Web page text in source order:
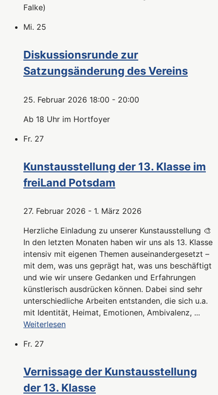
Falke)
Mi. 25
Diskussionsrunde zur
Satzungsänderung des Vereins
25. Februar 2026 18:00 - 20:00
Ab 18 Uhr im Hortfoyer
Fr. 27
Kunstausstellung der 13. Klasse im
freiLand Potsdam
27. Februar 2026 - 1. März 2026
Herzliche Einladung zu unserer Kunstausstellung 🎨
In den letzten Monaten haben wir uns als 13. Klasse
intensiv mit eigenen Themen auseinandergesetzt –
mit dem, was uns geprägt hat, was uns beschäftigt
und wie wir unsere Gedanken und Erfahrungen
künstlerisch ausdrücken können. Dabei sind sehr
unterschiedliche Arbeiten entstanden, die sich u.a.
mit Identität, Heimat, Emotionen, Ambivalenz, ...
Weiterlesen
Fr. 27
Vernissage der Kunstausstellung
der 13. Klasse